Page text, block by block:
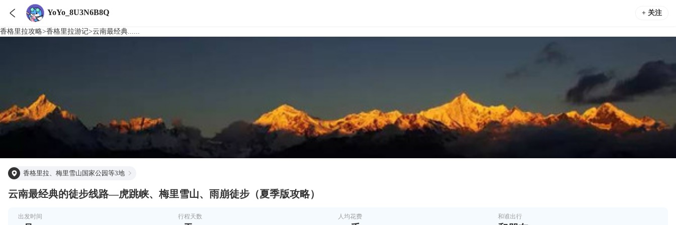
 YoYo_8U3N6B8Q + 关注
香格里拉攻略>香格里拉游记>云南最经典......
香格里拉、梅里雪山国家公园等3地
云南最经典的徒步线路—虎跳峡、梅里雪山、雨崩徒步（夏季版攻略）
出发时间 行程天数 人均花费 和谁出行